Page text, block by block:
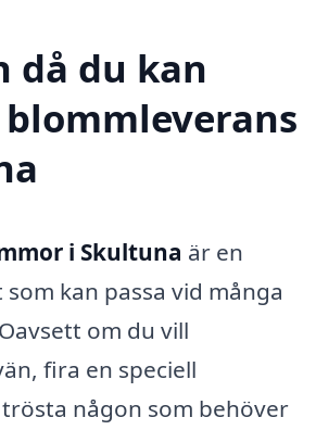
då du kan
i Skultuna är en
kan passa vid många
om du vill
fira en speciell
någon som behöver